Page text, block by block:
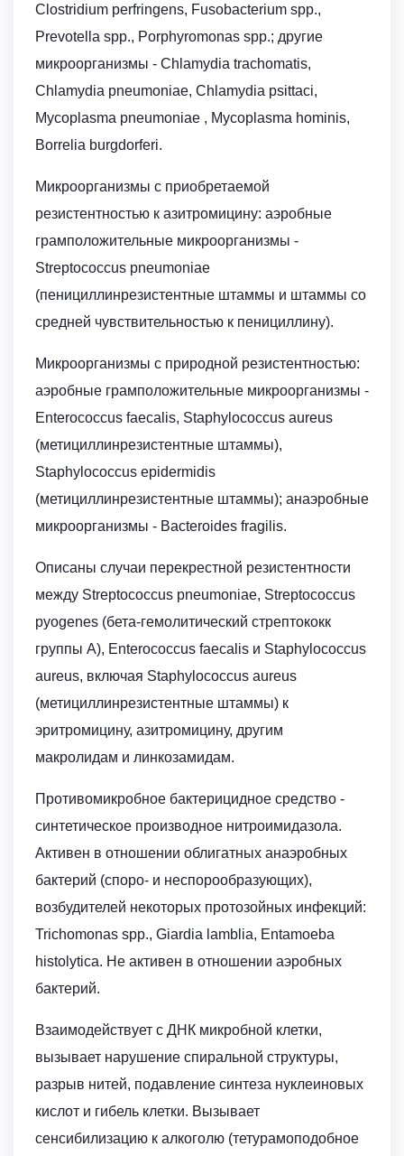
Clostridium perfringens, Fusobacterium spp.,
Prevotella spp., Porphyromonas spp.; другие
микроорганизмы - Chlamydia trachomatis,
Chlamydia pneumoniae, Chlamydia psittaci,
Mycoplasma pneumoniae , Mycoplasma hominis,
Borrelia burgdorferi.
Микроорганизмы с приобретаемой
резистентностью к азитромицину: аэробные
грамположительные микроорганизмы -
Streptococcus pneumoniae
(пенициллинрезистентные штаммы и штаммы со
средней чувствительностью к пенициллину).
Микроорганизмы с природной резистентностью:
аэробные грамположительные микроорганизмы -
Enterococcus faecalis, Staphylococcus aureus
(метициллинрезистентные штаммы),
Staphylococcus epidermidis
(метициллинрезистентные штаммы); анаэробные
микроорганизмы - Bacteroides fragilis.
Описаны случаи перекрестной резистентности
между Streptococcus pneumoniae, Streptococcus
pyogenes (бета-гемолитический стрептококк
группы A), Enterococcus faecalis и Staphylococcus
aureus, включая Staphylococcus aureus
(метициллинрезистентные штаммы) к
эритромицину, азитромицину, другим
макролидам и линкозамидам.
Противомикробное бактерицидное средство -
синтетическое производное нитроимидазола.
Активен в отношении облигатных анаэробных
бактерий (споро- и неспорообразующих),
возбудителей некоторых протозойных инфекций:
Trichomonas spp., Giardia lamblia, Entamoeba
histolytica. Не активен в отношении аэробных
бактерий.
Взаимодействует с ДНК микробной клетки,
вызывает нарушение спиральной структуры,
разрыв нитей, подавление синтеза нуклеиновых
кислот и гибель клетки. Вызывает
сенсибилизацию к алкоголю (тетурамоподобное